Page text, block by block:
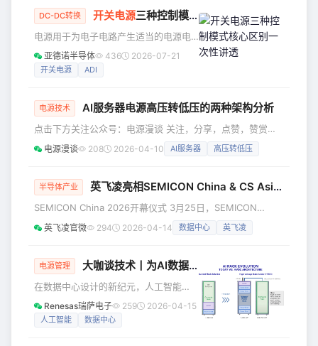
的比较多的就是UU型和EE型以及环型
等。 在交流电频率
答和计算题，一共100分。 题目主要涉及的知识点：通信协议
（SPI、IIC、UART等）、开关电源、信号完整性、分立元件
参数性能（MOS、BJT、PN结等）个人感觉以上4方面
DC-DC转换 开关电源三种控制模式核心区别一次性讲透
电源用于为电子电路产生适当的电源电
压。选择电源时，应关注其最大电流能
力和允许的输入电压范围，以确保其能
非常重要的特性是其控制类型，例如控
自的优势，以及选型过程中的考量因
素。 电流模式控制 大部分现代开关电源
出电压与设定点的偏差同依赖于电感电
流的锯齿状电压斜坡进行比
亚德诺半导体 436 2026-07-21
开关电源 ADI
电源技术 AI服务器电源高压转低压的两种架构分析
点击下方关注公众号：电源漫谈 关注，分享，点赞，赞赏，
在看，支持优质内容！ 由于系统需要在极为有限的空间内，
这两种方案——它们都是当前服务器主板成熟的低压域的关键
功率级/背面垂直模块”的三级方案，可降低供电网络的损耗
电源漫谈 208 2026-04-10 AI服务器 高压转低压
半导体产业 英飞凌亮相SEMICON China & CS Asia 2026：以GaN赋能高密度AI电源平台，共铸万亿半导体新时代
SEMICON China 2026开幕仪式 3月25日，SEMICON
China 2026国际半导体展在上海盛大启幕，展览面积逾10万
2026年全球AI基础设施支出将达4500亿美元；作为AI基础设
施核心资源，全球存储产值成为半导体第一增长极；技术驱动
产业升级，先进封装战略地位凸显
英飞凌官微 294 2026-04-14 数据中心 英飞凌
电源管理 大咖谈技术丨为AI数据中心供电：氮化镓（GaN）正成为焦点
在数据中心设计的新纪元，人工智能
（AI）正深刻重塑电力的生成、分配和
应用方式，以驱动实时、数据导向的成
Renesas瑞萨电子 259 2026-04-15
人工智能 数据中心